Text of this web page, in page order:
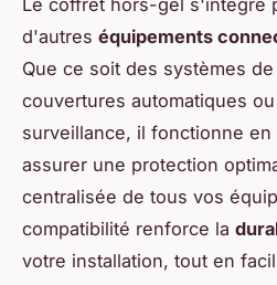
Le coffret hors-gel s'intègre
d'autres équipements
Que ce soit des systèmes
couvertures automatiques
surveillance, il fonctionne
assurer une protection
centralisée de tous vos
compatibilité renforce la
votre installation, tout en